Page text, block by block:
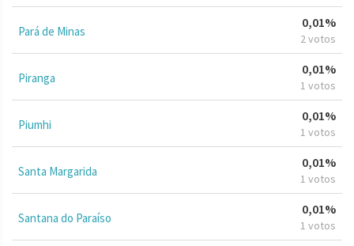
Pará de Minas
0,01%
2 votos
Piranga
0,01%
1 votos
Piumhi
0,01%
1 votos
Santa Margarida
0,01%
1 votos
Santana do Paraíso
0,01%
1 votos